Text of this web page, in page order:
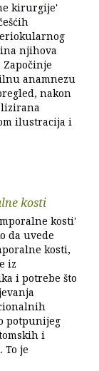
kirurgije'
njihova
anamnezu
nakon
ilustracija i
kosti
kosti'
da uvede
kosti,
iz
i potrebe što
potpunijeg
i
je